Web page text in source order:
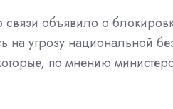
связи объявило о
на угрозу национальной
по мнению